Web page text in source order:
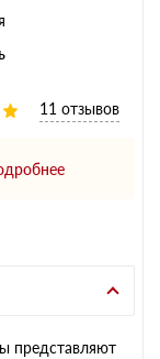
11 отзывов
представляют